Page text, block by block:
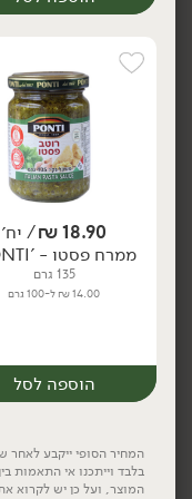
יח׳
17.90
₪/ יח׳
קוביות עגבניות
690 גרם
2.59 ₪ ל-100 גרם יח׳
18.90
₪/ יח׳
ממרח פסטו - 'PONTI'
135 גרם
14.00 ₪ ל-100 גרם
הוספה לסל
המחיר הסופי ייקבע
בלבד וייתכנו אי התאמות
המוצר, ועל כן יש לקרוא